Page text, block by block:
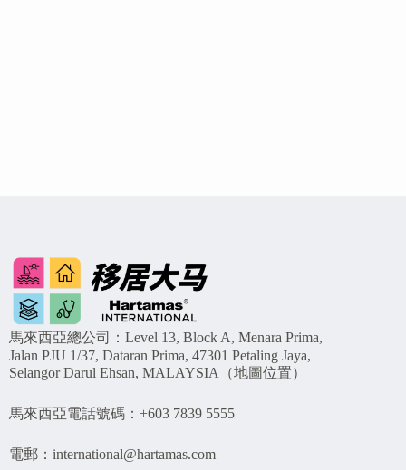
馬來西亞總公司：Level 13, Block A, Menara Prima,
Jalan PJU 1/37, Dataran Prima, 47301 Petaling Jaya,
Selangor Darul Ehsan, MALAYSIA（地圖位置）
馬來西亞電話號碼：+603 7839 5555
電郵： international@hartamas.com